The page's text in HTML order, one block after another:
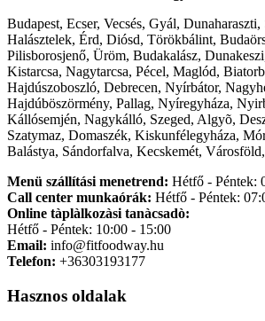
Budapest, Ecser, Vecsés, Gyál,
Halásztelek, Érd, Diósd, Törökbálint,
Pilisborosjenő, Üröm, Budakalász,
Kistarcsa, Nagytarcsa, Pécel, Maglód,
Hajdúszoboszló, Debrecen, Nyírbátor,
Hajdúböszörmény, Pallag, Nyíregyháza,
Kállósemjén, Nagykálló, Szeged, Algyõ,
Szatymaz, Domaszék, Kiskunfélegyháza,
Balástya, Sándorfalva, Kecskemét,
Menü szállítási menetrend: Hétfő - Péntek:
Call center munkaórák: Hétfő - Péntek:
Online tàplàlkozàsi tanàcsadò:
Hétfő - Péntek: 10:00 - 15:00
Email: info@fitfoodway.hu
Telefon: +36303193177
Hasznos oldalak